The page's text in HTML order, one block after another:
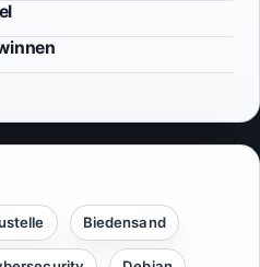
Biedensand